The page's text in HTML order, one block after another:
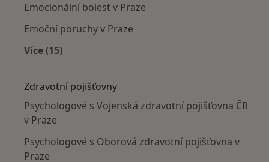
Emocionální bolest v Praze
Emoční poruchy v Praze
Více (15)
Zdravotní pojišťovny
Psychologové s Vojenská zdravotní pojišťovna ČR
v Praze
Psychologové s Oborová zdravotní pojišťovna v
Praze